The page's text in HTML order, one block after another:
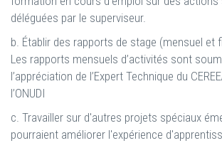
déléguées par le superviseur.
b. Établir des rapports de stage (mensuel et
Les rapports mensuels d’activités sont
l’appréciation de l’Expert Technique du
l’ONUDI
c. Travailler sur d'autres projets spéciaux
pourraient améliorer l'expérience